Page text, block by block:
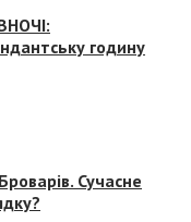
годину
Сучасне